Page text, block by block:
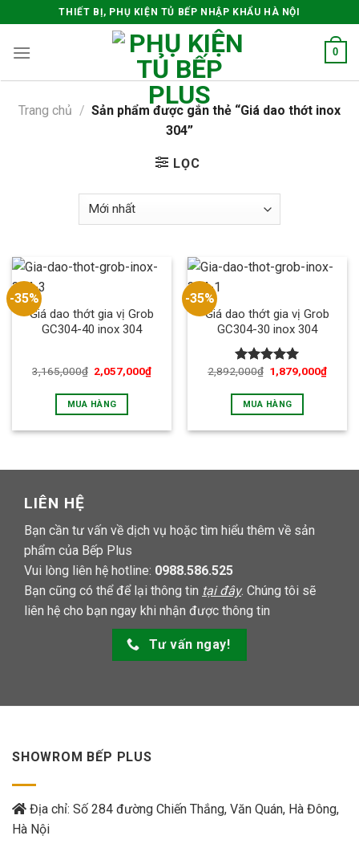
to
content
THIẾT BỊ, PHỤ KIỆN TỦ BẾP NHẬP KHẨU HÀ NỘI
0
Trang chủ / Sản phẩm được gắn thẻ “Giá dao thớt inox
304”
LỌC
-35%
Giá dao thớt gia vị Grob
GC304-40 inox 304
3,165,000₫ 2,057,000₫
MUA HÀNG
-35%
Giá dao thớt gia vị Grob
GC304-30 inox 304
Được xếp
5 sao
2,892,000₫ 1,879,000₫
MUA HÀNG
LIÊN HỆ
Bạn cần tư vấn về dịch vụ hoặc tìm hiểu thêm về sản
phẩm của Bếp Plus
Vui lòng liên hệ hotline: 0988.586.525
Bạn cũng có thể để lại thông tin tại đây. Chúng tôi sẽ
liên hệ cho bạn ngay khi nhận được thông tin
Tư vấn ngay!
SHOWROM BẾP PLUS
Địa chỉ: Số 284 đường Chiến Thắng, Văn Quán, Hà Đông,
Hà Nội